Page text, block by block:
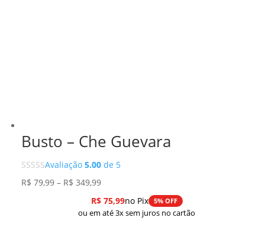
Busto – Che Guevara
Avaliação5.00 de 5
R$ 79,99 – R$ 349,99Faixa
de
preço:
R$75,99no Pix 5% OFF
ou em até 3x sem juros no cartão